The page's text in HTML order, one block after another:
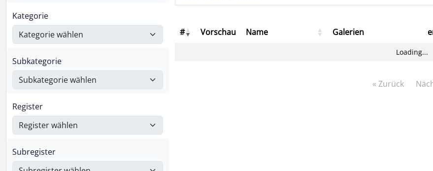
Kategorie
Subkategorie
Register
Subregister
# Vorschau Name Galerien
Loading...
« Zurück